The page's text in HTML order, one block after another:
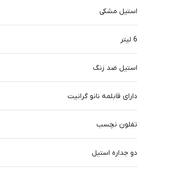
استیل مشکی
6 لیتر
استیل ضد زنگ
دارای قابلمه نانو گرانیت
تفلون نچسب
دو جداره استیل